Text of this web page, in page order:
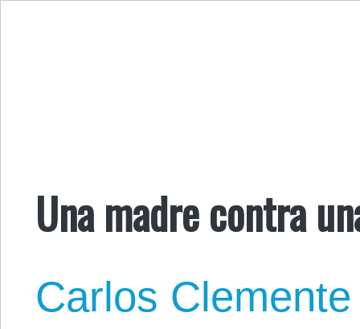
Una madre contra
Carlos Clemente